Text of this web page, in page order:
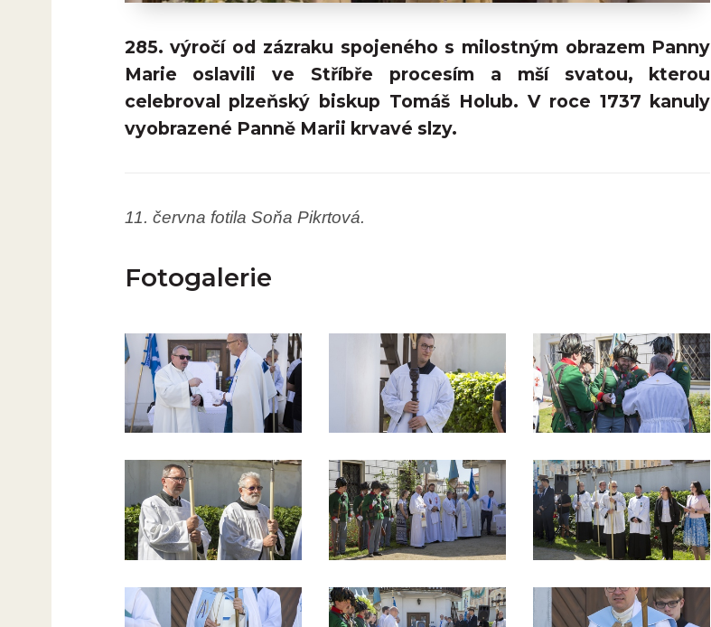
285. výročí od zázraku spojeného s milostným obrazem Panny
Marie oslavili ve Stříbře procesím a mší svatou, kterou
celebroval plzeňský biskup Tomáš Holub. V roce 1737 kanuly
vyobrazené Panně Marii krvavé slzy.
11. června fotila Soňa Pikrtová.
Fotogalerie